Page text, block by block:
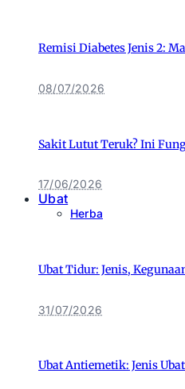
Remisi Diabetes Jenis 2:
08/07/2026
Sakit Lutut Teruk? Ini
17/06/2026
Ubat
Herba
Ubat Tidur: Jenis,
31/07/2026
Ubat Antiemetik: Jenis